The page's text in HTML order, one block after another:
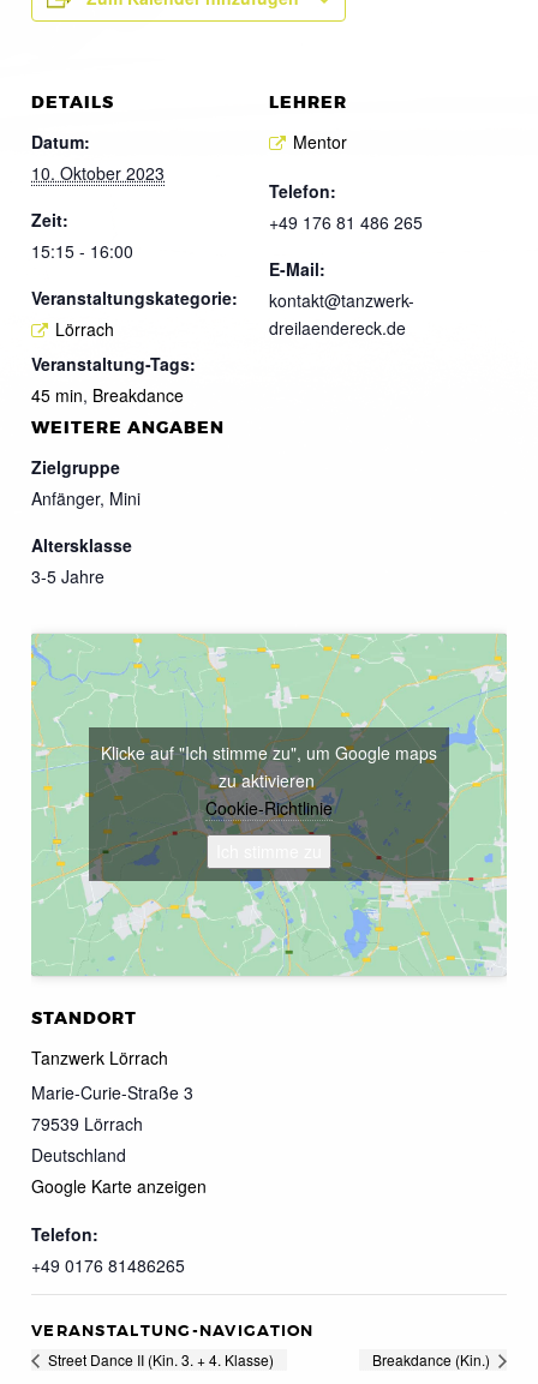
DETAILS
Datum:
10. Oktober 2023
Zeit:
15:15 - 16:00
Veranstaltungskategorie:
Lörrach
Veranstaltung-Tags:
45 min, Breakdance
LEHRER
Mentor
Telefon:
+49 176 81 486 265
E-Mail:
kontakt@tanzwerk-
dreilaendereck.de
WEITERE ANGABEN
Zielgruppe
Anfänger, Mini
Altersklasse
3-5 Jahre
STANDORT
Tanzwerk Lörrach
Marie-Curie-Straße 3
79539 Lörrach
Deutschland
Google Karte anzeigen
Telefon:
+49 0176 81486265
Klicke auf "Ich stimme zu", um Google maps
zu aktivieren
Cookie-Richtlinie
VERANSTALTUNG-NAVIGATION
Street Dance II (Kin. 3. + 4. Klasse) Breakdance (Kin.)